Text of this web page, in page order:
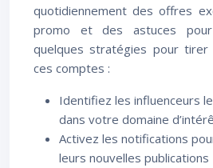
quotidiennement des offres
promo et des astuces pour
quelques stratégies pour
ces comptes :
Identifiez les influenceurs
dans votre domaine
Activez les notifications
leurs nouvelles publications